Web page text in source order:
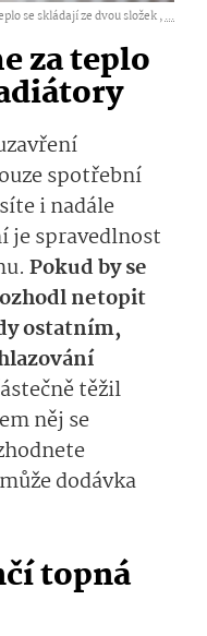
se skládají ze dvou složek ,...
za teplo
spotřební
i nadále
je spravedlnost
Pokud by se
netopit
ostatním,
těžil
něj se
dodávka
topná